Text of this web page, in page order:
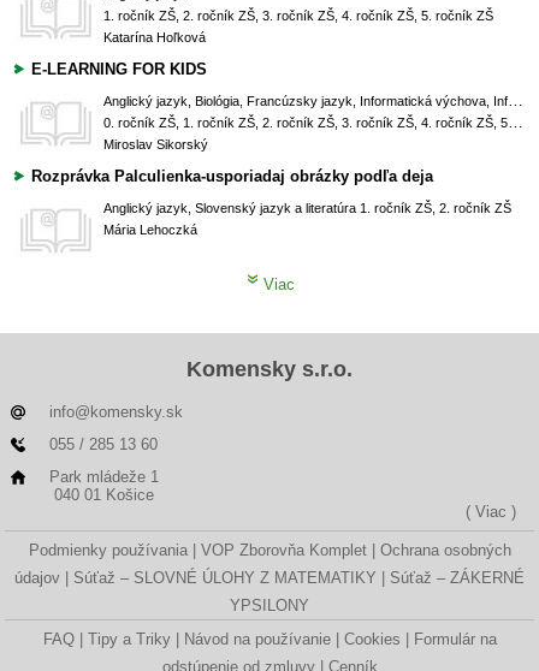
1. ročník ZŠ, 2. ročník ZŠ, 3. ročník ZŠ, 4. ročník ZŠ, 5. ročník ZŠ
Katarína Hoľková
E-LEARNING FOR KIDS
Anglický jazyk, Biológia, Francúzsky jazyk, Informatická výchova, Informatika, Matematika, Prírodoveda, Španielsky jazyk
0. ročník ZŠ, 1. ročník ZŠ, 2. ročník ZŠ, 3. ročník ZŠ, 4. ročník ZŠ, 5. ročník ZŠ, 6. ročník ZŠ (Prima OG), 7. ročník ZŠ (Sekunda OG), 8. ročník ZŠ (Tercia OG), 9. ročník ZŠ (Kvarta OG)
Miroslav Sikorský
Rozprávka Palculienka-usporiadaj obrázky podľa deja
Anglický jazyk, Slovenský jazyk a literatúra 1. ročník ZŠ, 2. ročník ZŠ
Mária Lehoczká
Viac
Komensky s.r.o.
info@komensky.sk
055 / 285 13 60
Park mládeže 1
040 01 Košice
( Viac )
Podmienky používania VOP Zborovňa Komplet
Ochrana osobných
údajov
Súťaž – SLOVNÉ ÚLOHY Z MATEMATIKY
Súťaž – ZÁKERNÉ
YPSILONY
FAQ
Tipy a Triky Návod na používanie Cookies
Formulár na
odstúpenie od zmluvy
Cenník